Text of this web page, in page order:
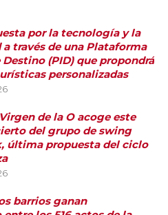
por la tecnología y la
través de una Plataforma
(PID) que propondrá
personalizadas
de la O acoge este
del grupo de swing
última propuesta del ciclo
barrios ganan